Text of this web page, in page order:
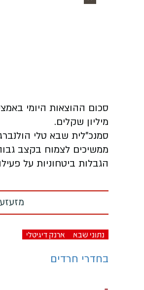
מיליון שקלים.
סמנכ"לית שבא טלי
ממשיכים לצמוח בקצב
הגבלות ביטחוניות על
נתוני שבא ארנק דיגיטלי
בחדרי חרדים